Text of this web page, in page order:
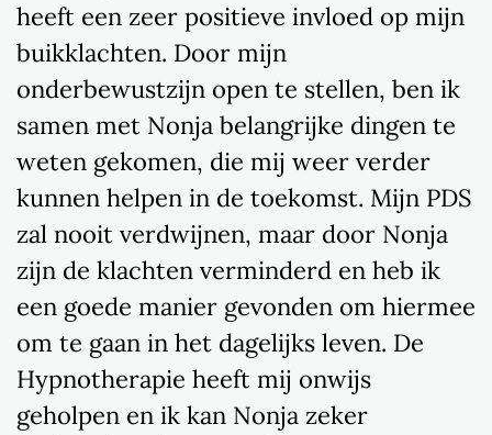
heeft een zeer positieve invloed op mijn
buikklachten. Door mijn
onderbewustzijn open te stellen, ben ik
samen met Nonja belangrijke dingen te
weten gekomen, die mij weer verder
kunnen helpen in de toekomst. Mijn PDS
zal nooit verdwijnen, maar door Nonja
zijn de klachten verminderd en heb ik
een goede manier gevonden om hiermee
om te gaan in het dagelijks leven. De
Hypnotherapie heeft mij onwijs
geholpen en ik kan Nonja zeker